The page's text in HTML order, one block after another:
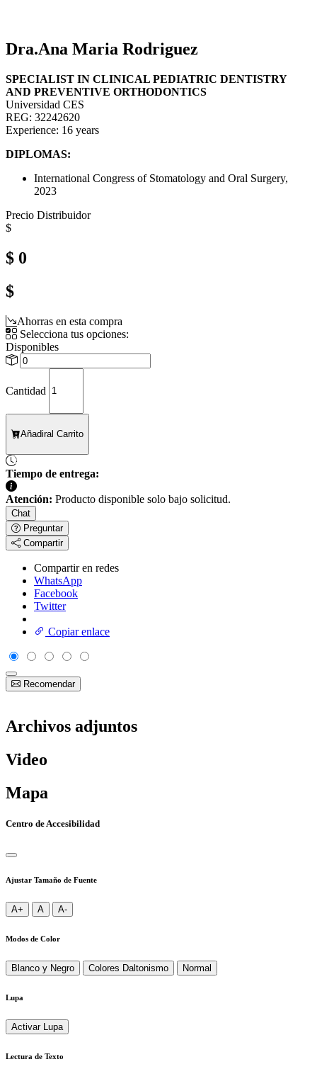
Dra.Ana Maria Rodriguez
SPECIALIST IN CLINICAL PEDIATRIC DENTISTRY
AND PREVENTIVE ORTHODONTICS
Universidad CES
REG: 32242620
Experience: 16 years
DIPLOMAS:
International Congress of Stomatology and Oral Surgery,
2023
Precio Distribuidor
$
$ 0
$
Ahorras en esta compra
Selecciona tus opciones:
Disponibles
Cantidad
Añadiral Carrito
Tiempo de entrega:
Atención: Producto disponible solo bajo solicitud.
Chat
Preguntar
Compartir
Compartir en redes
WhatsApp
Facebook
Twitter
Copiar enlace
Recomendar
Archivos adjuntos
Video
Mapa
Centro de Accesibilidad
Ajustar Tamaño de Fuente
A+ A A-
Modos de Color
Blanco y Negro Colores Daltonismo Normal
Lupa
Activar Lupa
Lectura de Texto